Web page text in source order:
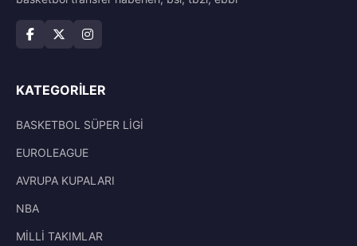
KATEGORILER
BASKETBOL SÜPER LİGİ
EUROLEAGUE
AVRUPA KUPALARI
NBA
MİLLİ TAKIMLAR